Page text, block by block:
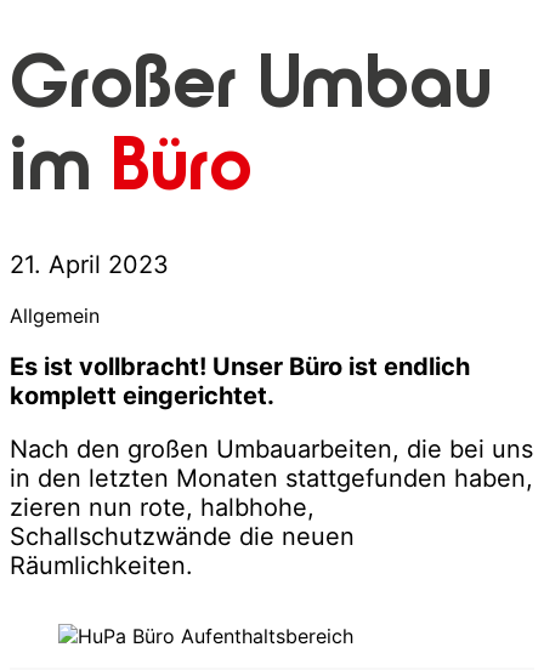
Großer Umbau
im Büro
21. April 2023
Allgemein
Es ist vollbracht! Unser Büro ist endlich
komplett eingerichtet.
Nach den großen Umbauarbeiten, die bei uns
in den letzten Monaten stattgefunden haben,
zieren nun rote, halbhohe,
Schallschutzwände die neuen
Räumlichkeiten.